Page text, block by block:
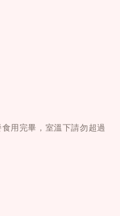
用完畢，室溫下請勿超過